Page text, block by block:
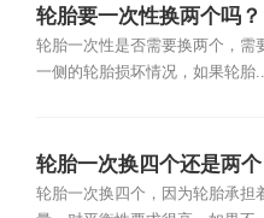
轮胎要一次性换两个吗？
轮胎一次性是否需要换两个，需
一侧的轮胎损坏情况，如果轮胎
轮胎一次换四个还是两个
轮胎一次换四个，因为轮胎承担